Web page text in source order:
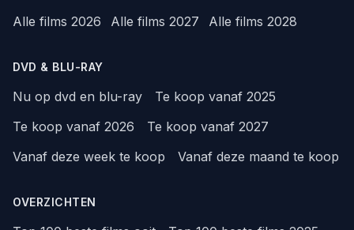
Alle films 2026
Alle films 2027 Alle films 2028
DVD & BLU-RAY
Nu op dvd en blu-ray
Te koop vanaf 2025
Te koop vanaf 2026
Te koop vanaf 2027
Vanaf deze week te koop
Vanaf deze maand te koop
OVERZICHTEN